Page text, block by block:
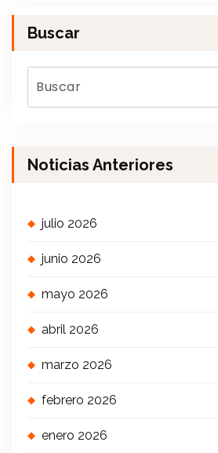
Buscar
Noticias Anteriores
julio 2026
junio 2026
mayo 2026
abril 2026
marzo 2026
febrero 2026
enero 2026